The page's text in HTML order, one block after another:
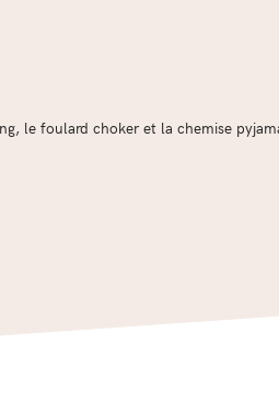
le foulard choker et la chemise